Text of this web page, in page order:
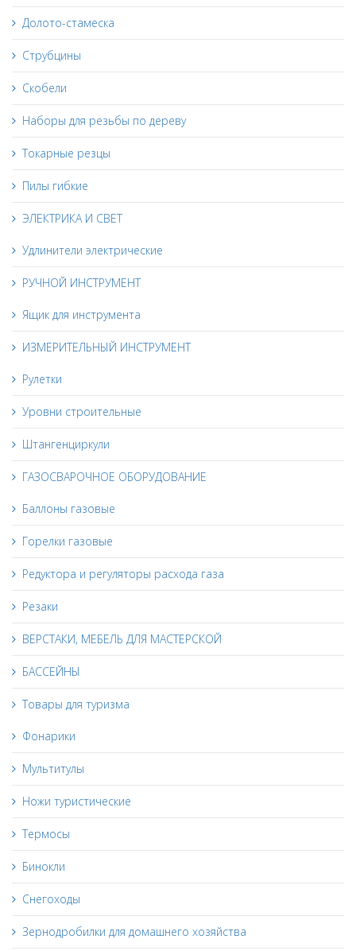
Долото-стамеска
Струбцины
Скобели
Наборы для резьбы по дереву
Токарные резцы
Пилы гибкие
ЭЛЕКТРИКА И СВЕТ
Удлинители электрические
РУЧНОЙ ИНСТРУМЕНТ
Ящик для инструмента
ИЗМЕРИТЕЛЬНЫЙ ИНСТРУМЕНТ
Рулетки
Уровни строительные
Штангенциркули
ГАЗОСВАРОЧНОЕ ОБОРУДОВАНИЕ
Баллоны газовые
Горелки газовые
Редуктора и регуляторы расхода газа
Резаки
ВЕРСТАКИ, МЕБЕЛЬ ДЛЯ МАСТЕРСКОЙ
БАССЕЙНЫ
Товары для туризма
Фонарики
Мультитулы
Ножи туристические
Термосы
Бинокли
Снегоходы
Зернодробилки для домашнего хозяйства